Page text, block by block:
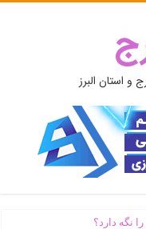
و استان البرز
نگه دارد؟